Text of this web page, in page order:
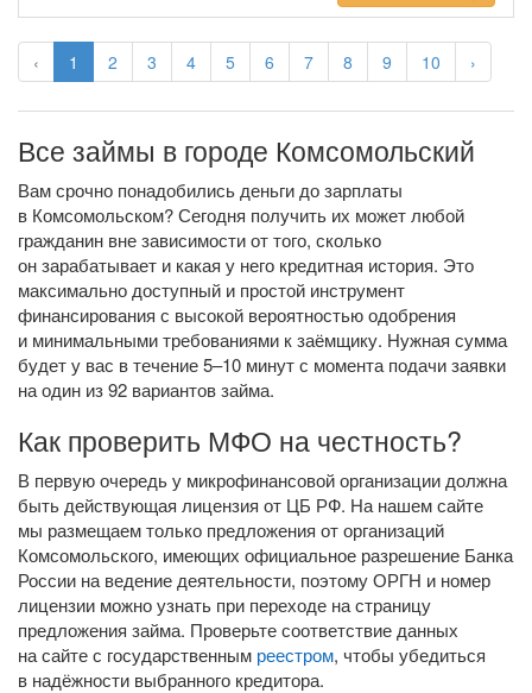
‹ 1 2 3 4 5 6 7 8 9 10 ›
Все займы в городе Комсомольский
Вам срочно понадобились деньги до зарплаты
в Комсомольском? Сегодня получить их может любой
гражданин вне зависимости от того, сколько
он зарабатывает и какая у него кредитная история. Это
максимально доступный и простой инструмент
финансирования с высокой вероятностью одобрения
и минимальными требованиями к заёмщику. Нужная сумма
будет у вас в течение 5–10 минут с момента подачи заявки
на один из 92 вариантов займа.
Как проверить МФО на честность?
В первую очередь у микрофинансовой организации должна
быть действующая лицензия от ЦБ РФ. На нашем сайте
мы размещаем только предложения от организаций
Комсомольского, имеющих официальное разрешение Банка
России на ведение деятельности, поэтому ОРГН и номер
лицензии можно узнать при переходе на страницу
предложения займа. Проверьте соответствие данных
на сайте с государственным реестром, чтобы убедиться
в надёжности выбранного кредитора.